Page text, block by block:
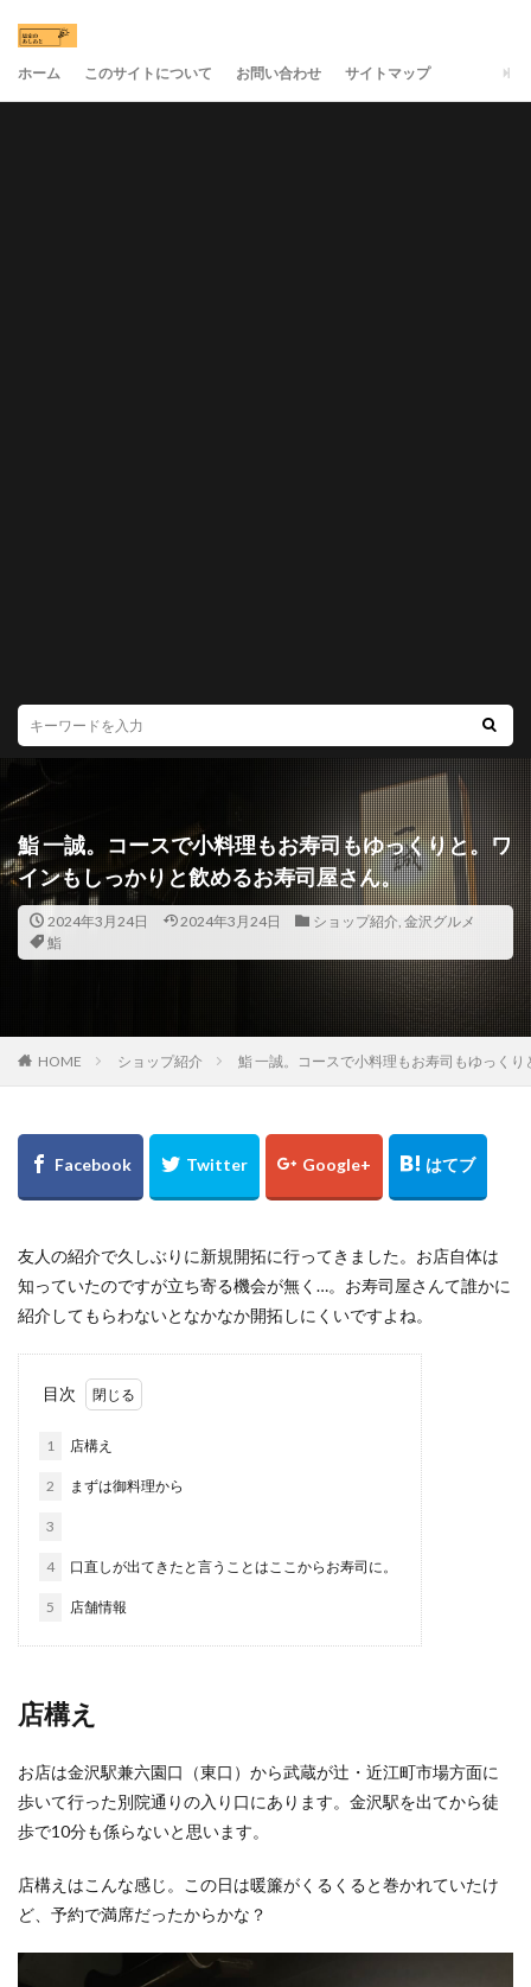
ホーム このサイトについて お問い合わせ サイトマップ
鮨 一誠。コースで小料理もお寿司もゆっくりと。ワ
インもしっかりと飲めるお寿司屋さん。
2024年3月24日 2024年3月24日 ショップ紹介, 金沢グルメ
鮨
HOME ショップ紹介 鮨 一誠。コースで小料理もお寿司もゆっく
友人の紹介で久しぶりに新規開拓に行ってきました。お店自体は
知っていたのですが立ち寄る機会が無く…。お寿司屋さんて誰かに
紹介してもらわないとなかなか開拓しにくいですよね。
目次
1 店構え
2 まずは御料理から
3
4 口直しが出てきたと言うことはここからお寿司に。
5 店舗情報
店構え
お店は金沢駅兼六園口（東口）から武蔵が辻・近江町市場方面に
歩いて行った別院通りの入り口にあります。金沢駅を出てから徒
歩で10分も係らないと思います。
店構えはこんな感じ。この日は暖簾がくるくると巻かれていたけ
ど、予約で満席だったからかな？